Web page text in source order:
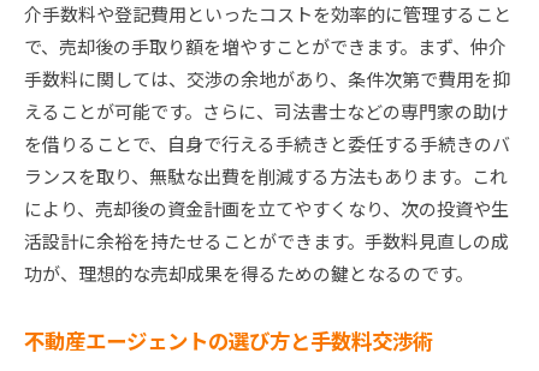
介手数料や登記費用といったコストを効率的に管理すること
で、売却後の手取り額を増やすことができます。まず、仲介
手数料に関しては、交渉の余地があり、条件次第で費用を抑
えることが可能です。さらに、司法書士などの専門家の助け
を借りることで、自身で行える手続きと委任する手続きのバ
ランスを取り、無駄な出費を削減する方法もあります。これ
により、売却後の資金計画を立てやすくなり、次の投資や生
活設計に余裕を持たせることができます。手数料見直しの成
功が、理想的な売却成果を得るための鍵となるのです。
不動産エージェントの選び方と手数料交渉術